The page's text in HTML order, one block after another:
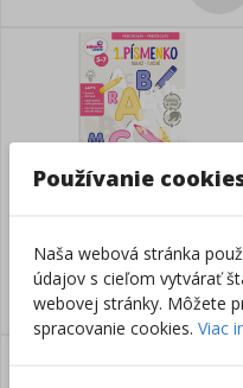
Skladom
5,70€
Používanie
Naša webová stránka
údajov s cieľom vytvárať
webovej stránky. Môžete
spracovanie cookies. Viac